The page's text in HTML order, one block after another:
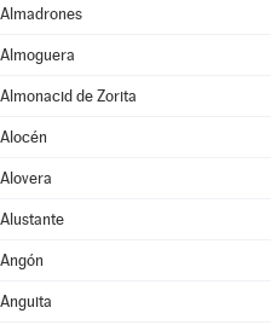
Almadrones
Almoguera
Almonacid de Zorita
Alocén
Alovera
Alustante
Angón
Anguita